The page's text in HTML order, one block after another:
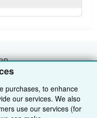
purchases, to enhance
our services. We also
use our services (for